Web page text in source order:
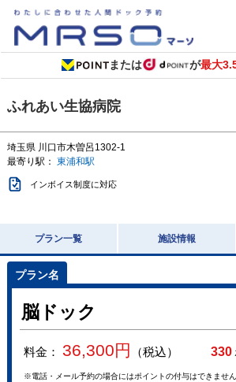
または が最大
ふれあい生協病院
埼玉県 川口市木曽呂1302-1
最寄り駅： 東浦和駅
インボイス制度に対応
プラン一覧 施設情報
脳ドック
料金： 36,300円 （税込） 330
※電話・メール予約の場合にはポイントの付与はできません